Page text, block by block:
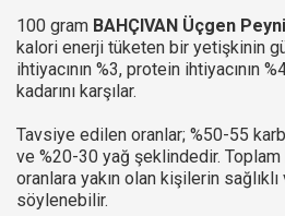
100 gram BAHÇIVAN Üçgen
kalori enerji tüketen bir yetişkinin
ihtiyacının %3, protein ihtiyacının
kadarını karşılar.
Tavsiye edilen oranlar; %50-55
ve %20-30 yağ şeklindedir.
oranlara yakın olan kişilerin
söylenebilir.